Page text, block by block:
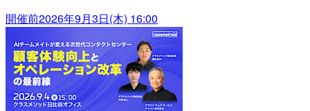
開催前2026年9月3日(木) 16:00